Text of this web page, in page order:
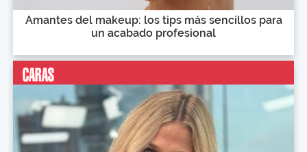
Amantes del makeup: los tips más sencillos para
un acabado profesional